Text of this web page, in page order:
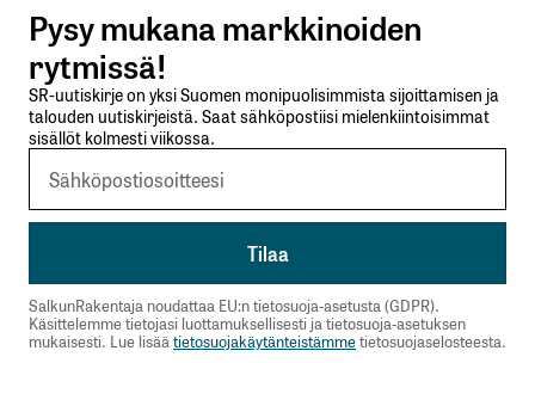
Lähetä kommentti
Pysy mukana markkinoiden
rytmissä!
SR-uutiskirje on yksi Suomen monipuolisimmista sijoittamisen ja
talouden uutiskirjeistä. Saat sähköpostiisi mielenkiintoisimmat
sisällöt kolmesti viikossa.
SalkunRakentaja noudattaa EU:n tietosuoja-asetusta (GDPR).
Käsittelemme tietojasi luottamuksellisesti ja tietosuoja-asetuksen
mukaisesti. Lue lisäätietosuojakäytänteistämmetietosuojaselosteesta.